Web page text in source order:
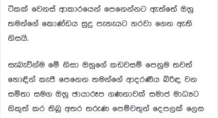
ටිකක් වෙනස් ආකාරයෙන් පෙනෙන්නට ඇත්තේ ඔහු
තමන්ගේ කොණ්ඩය සුදු පැහැයට හරවා ගෙන ඇති
නිසයි.
සැබැවින්ම මේ නිසා ඔහුගේ කඩවසම් පෙනුම තවත්
හොඳින් කැපී පෙනෙන තමන්ගේ ආදරණීය බිරිඳ වන
සමිතා සමග ඔහු ඡායාරූප ගණනාවක් සමාජ මාධ්‍යට
නිකුත් කර තිබූ අතර තරුණ පෙම්වතුන් දෙපලක් ලෙස